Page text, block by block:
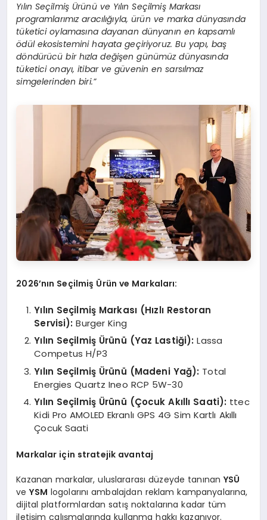
Yılın Seçilmiş Ürünü ve Yılın Seçilmiş Markası
programlarımız aracılığıyla, ürün ve marka dünyasında
tüketici oylamasına dayanan dünyanın en kapsamlı
ödül ekosistemini hayata geçiriyoruz. Bu yapı, baş
döndürücü bir hızla değişen günümüz dünyasında
tüketici onayı, itibar ve güvenin en sarsılmaz
simgelerinden biri.”
2026’nın Seçilmiş Ürün ve Markaları:
Yılın Seçilmiş Markası (Hızlı Restoran
Servisi): Burger King
Yılın Seçilmiş Ürünü (Yaz Lastiği): Lassa
Competus H/P3
Yılın Seçilmiş Ürünü (Madeni Yağ): Total
Energies Quartz Ineo RCP 5W-30
Yılın Seçilmiş Ürünü (Çocuk Akıllı Saati): ttec
Kidi Pro AMOLED Ekranlı GPS 4G Sim Kartlı Akıllı
Çocuk Saati
Markalar için stratejik avantaj
Kazanan markalar, uluslararası düzeyde tanınanYSÜ
veYSM logolarını ambalajdan reklam kampanyalarına,
dijital platformlardan satış noktalarına kadar tüm
iletişim çalışmalarında kullanma hakkı kazanıyor.